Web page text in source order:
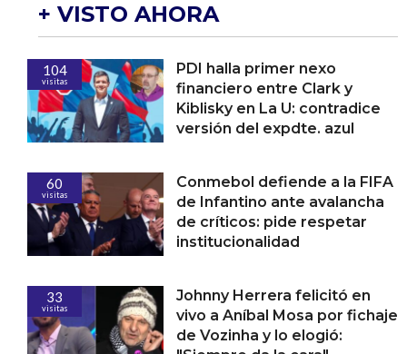
+ VISTO AHORA
104
visitas
PDI halla primer nexo
financiero entre Clark y
Kiblisky en La U: contradice
versión del expdte. azul
60
visitas
Conmebol defiende a la FIFA
de Infantino ante avalancha
de críticos: pide respetar
institucionalidad
33
visitas
Johnny Herrera felicitó en
vivo a Aníbal Mosa por fichaje
de Vozinha y lo elogió: